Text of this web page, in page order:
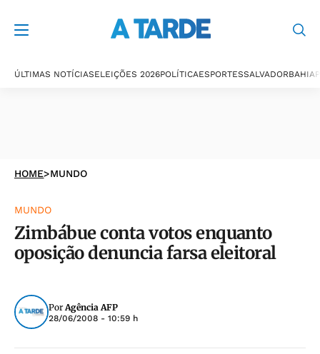
ÚLTIMAS NOTÍCIASELEIÇÕES 2026POLÍTICAESPORTESSALVADORBAHIA
HOME>MUNDO
MUNDO
Zimbábue conta votos enquanto
oposição denuncia farsa eleitoral
PorAgência AFP
28/06/2008 - 10:59 h